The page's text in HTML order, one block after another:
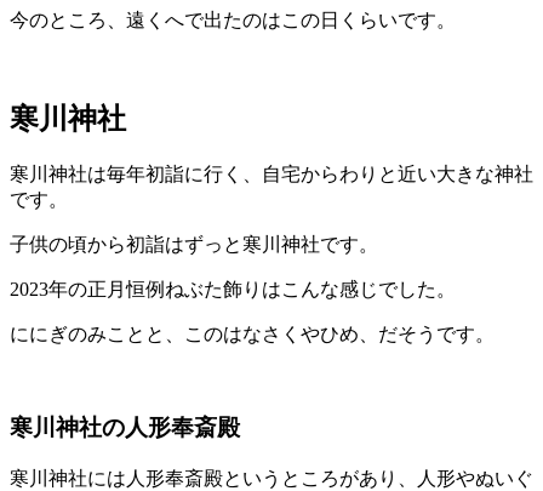
今のところ、遠くへで出たのはこの日くらいです。
寒川神社
寒川神社は毎年初詣に行く、自宅からわりと近い大きな神社
です。
子供の頃から初詣はずっと寒川神社です。
2023年の正月恒例ねぶた飾りはこんな感じでした。
ににぎのみことと、このはなさくやひめ、だそうです。
寒川神社の人形奉斎殿
寒川神社には人形奉斎殿というところがあり、人形やぬいぐ